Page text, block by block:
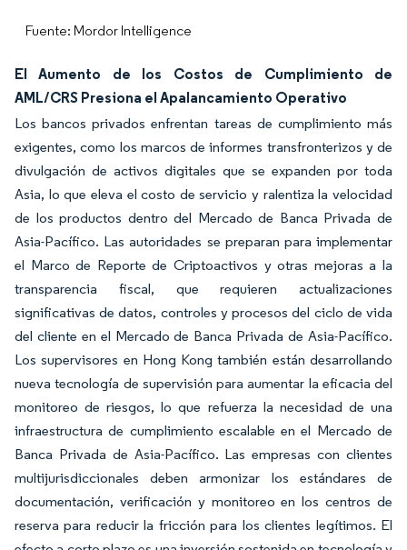
Fuente: Mordor Intelligence
El Aumento de los Costos de Cumplimiento de
AML/CRS Presiona el Apalancamiento Operativo
Los bancos privados enfrentan tareas de cumplimiento más
exigentes, como los marcos de informes transfronterizos y de
divulgación de activos digitales que se expanden por toda
Asia, lo que eleva el costo de servicio y ralentiza la velocidad
de los productos dentro del Mercado de Banca Privada de
Asia-Pacífico. Las autoridades se preparan para implementar
el Marco de Reporte de Criptoactivos y otras mejoras a la
transparencia fiscal, que requieren actualizaciones
significativas de datos, controles y procesos del ciclo de vida
del cliente en el Mercado de Banca Privada de Asia-Pacífico.
Los supervisores en Hong Kong también están desarrollando
nueva tecnología de supervisión para aumentar la eficacia del
monitoreo de riesgos, lo que refuerza la necesidad de una
infraestructura de cumplimiento escalable en el Mercado de
Banca Privada de Asia-Pacífico. Las empresas con clientes
multijurisdiccionales deben armonizar los estándares de
documentación, verificación y monitoreo en los centros de
reserva para reducir la fricción para los clientes legítimos. El